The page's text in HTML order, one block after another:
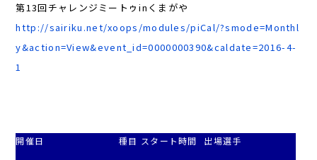
第13回チャレンジミートゥinくまがや
http://sairiku.net/xoops/modules/piCal/?smode=Monthl
y&action=View&event_id=0000000390&caldate=2016-4-
1
開催日 種目 スタート時間 出場選手